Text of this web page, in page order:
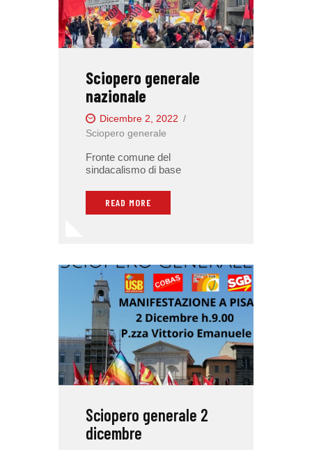
Sciopero generale
nazionale
Dicembre 2, 2022
Sciopero generale
Fronte comune del
sindacalismo di base
READ MORE
Sciopero generale 2
dicembre